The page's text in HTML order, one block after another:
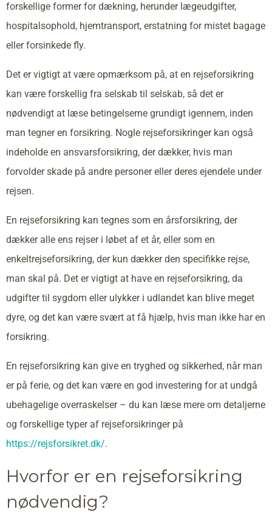
forskellige former for dækning, herunder lægeudgifter,
hospitalsophold, hjemtransport, erstatning for mistet bagage
eller forsinkede fly.
Det er vigtigt at være opmærksom på, at en rejseforsikring
kan være forskellig fra selskab til selskab, så det er
nødvendigt at læse betingelserne grundigt igennem, inden
man tegner en forsikring. Nogle rejseforsikringer kan også
indeholde en ansvarsforsikring, der dækker, hvis man
forvolder skade på andre personer eller deres ejendele under
rejsen.
En rejseforsikring kan tegnes som en årsforsikring, der
dækker alle ens rejser i løbet af et år, eller som en
enkeltrejseforsikring, der kun dækker den specifikke rejse,
man skal på. Det er vigtigt at have en rejseforsikring, da
udgifter til sygdom eller ulykker i udlandet kan blive meget
dyre, og det kan være svært at få hjælp, hvis man ikke har en
forsikring.
En rejseforsikring kan give en tryghed og sikkerhed, når man
er på ferie, og det kan være en god investering for at undgå
ubehagelige overraskelser – du kan læse mere om detaljerne
og forskellige typer af rejseforsikringer på
https://rejsforsikret.dk/.
Hvorfor er en rejseforsikring
nødvendig?